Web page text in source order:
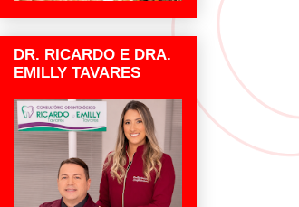
DR. RICARDO E DRA.
EMILLY TAVARES